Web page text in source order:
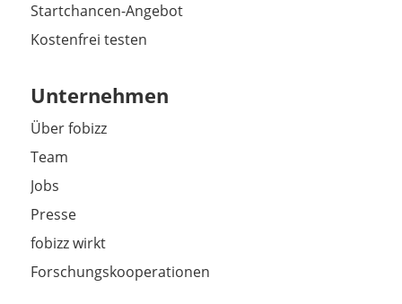
Startchancen-Angebot
Kostenfrei testen
Unternehmen
Über fobizz
Team
Jobs
Presse
fobizz wirkt
Forschungskooperationen